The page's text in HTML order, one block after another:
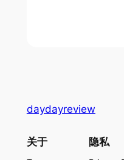
daydayreview
关于 隐私